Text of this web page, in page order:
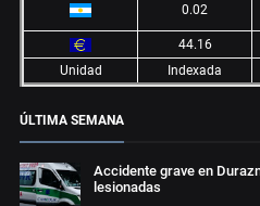
0.02
44.16
Unidad
Indexada
ÚLTIMA SEMANA
Accidente grave en
lesionadas